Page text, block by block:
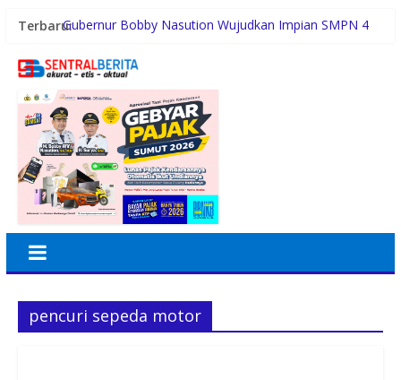
Terbaru:Gubernur Bobby Nasution Wujudkan Impian SMPN 4
Duta Genre Harus Jadi Penggerak Remaja, Rico Waas:
Sutarto Minta Banteng Sumut Merah FC Harumkan
Nama Sumut di Ajang Soekarno Cup 2026
Persiapan HUT RI ke-81, Anggota Paskibra Kecamatan
Idi Tunong Mulai Gelar Latihan Intensif
Satres PPAPPO Polres Karo Ringkus Pemuda
pencuri sepeda motor